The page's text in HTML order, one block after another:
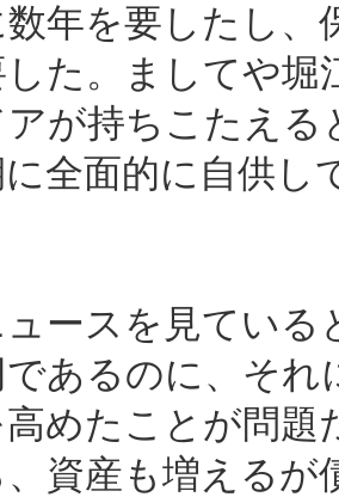
年を要したし、
した。ましてや堀
アが持ちこたえ
全面的に自供し
ースを見ている
であるのに、そ
めたことが問題
、資産も増えるが